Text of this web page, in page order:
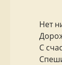
Нет
С